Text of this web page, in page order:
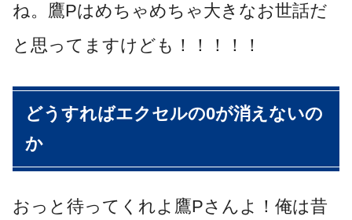
ね。鷹Pはめちゃめちゃ大きなお世話だ
と思ってますけども！！！！！
どうすればエクセルの0が消えないの
か
おっと待ってくれよ鷹Pさんよ！俺は昔